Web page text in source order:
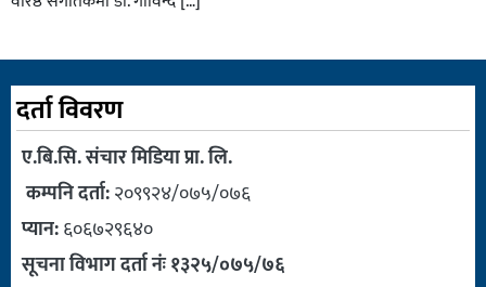
दर्ता विवरण
ए.बि.सि. संचार मिडिया प्रा. लि.
कम्पनि दर्ता:२०९९२४/०७५/०७६
प्यान:६०६७२९६४०
सूचना विभाग दर्ता नंः १३२५/०७५/७६